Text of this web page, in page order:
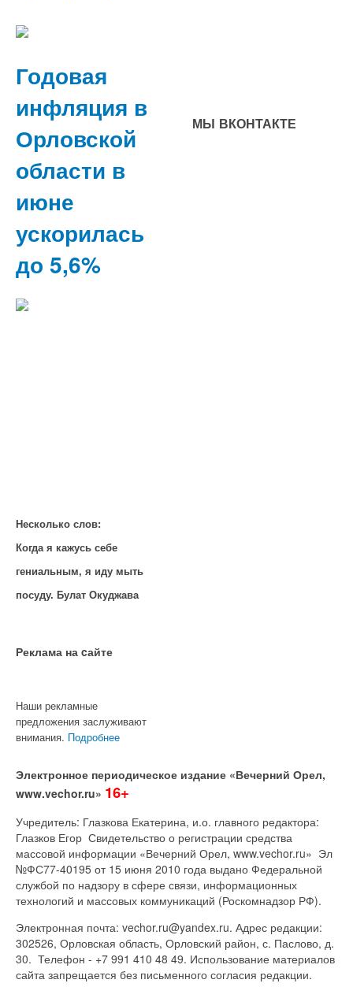
Годовая
инфляция в
Орловской
области в
июне
ускорилась
до 5,6%
Несколько слов:
Когда я кажусь себе
гениальным, я иду мыть
посуду. Булат Окуджава
Реклама на cайте
Наши рекламные
предложения заслуживают
внимания. Подробнее
МЫ ВКОНТАКТЕ
Электронное периодическое издание «Вечерний Орел,
www.vechor.ru» 16+
Учредитель: Глазкова Екатерина, и.о. главного редактора:
Глазков Егор Свидетельство о регистрации средства
массовой информации «Вечерний Орел, www.vechor.ru» Эл
№ФС77-40195 от 15 июня 2010 года выдано Федеральной
службой по надзору в сфере связи, информационных
технологий и массовых коммуникаций (Роскомнадзор РФ).
Электронная почта: vechor.ru@yandex.ru. Адрес редакции:
302526, Орловская область, Орловский район, с. Паслово, д.
30. Телефон - +7 991 410 48 49. Использование материалов
сайта запрещается без письменного согласия редакции.